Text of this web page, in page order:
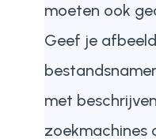
moeten ook
Geef je
met
zoekmachines